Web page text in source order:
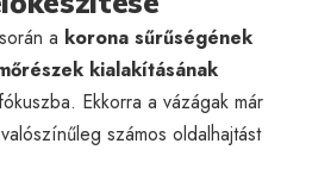
a korona sűrűségének
kialakításának
Ekkorra a vázágak már
számos oldalhajtást